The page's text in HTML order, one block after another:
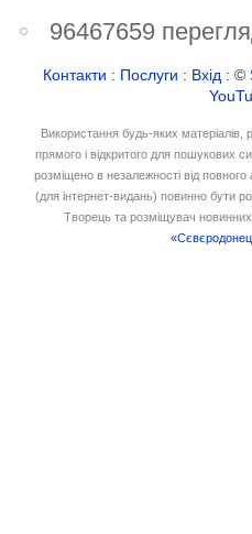
96467659
Контакти : Послуги : Вхід : ©
Використання будь-яких
прямого і відкритого для пошукових
розміщено в незалежності від
(для інтернет-видань) повинно бути
Творець та розміщувач